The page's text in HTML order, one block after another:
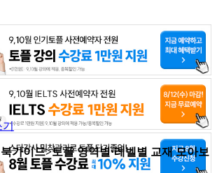
기
가이드>토플 영역별·레벨별 교재 모아보